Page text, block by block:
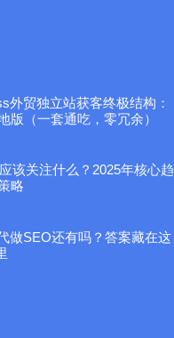
外贸独立站获客终极结构：
版（一套通吃，零冗余）
该关注什么？2025年核心趋
略
做SEO还有吗？答案藏在这